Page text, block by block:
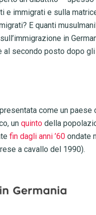
e immigrati e sulla
E quanti
in
al secondo posto dopo
come un paese
un quinto della
fin dagli anni ’60 ondate
a cavallo del 1990).